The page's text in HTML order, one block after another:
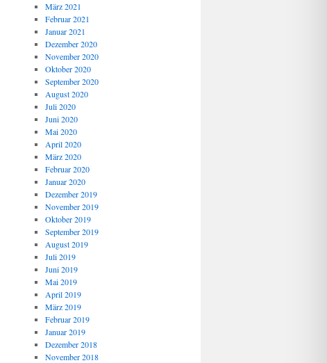
März 2021
Februar 2021
Januar 2021
Dezember 2020
November 2020
Oktober 2020
September 2020
August 2020
Juli 2020
Juni 2020
Mai 2020
April 2020
März 2020
Februar 2020
Januar 2020
Dezember 2019
November 2019
Oktober 2019
September 2019
August 2019
Juli 2019
Juni 2019
Mai 2019
April 2019
März 2019
Februar 2019
Januar 2019
Dezember 2018
November 2018